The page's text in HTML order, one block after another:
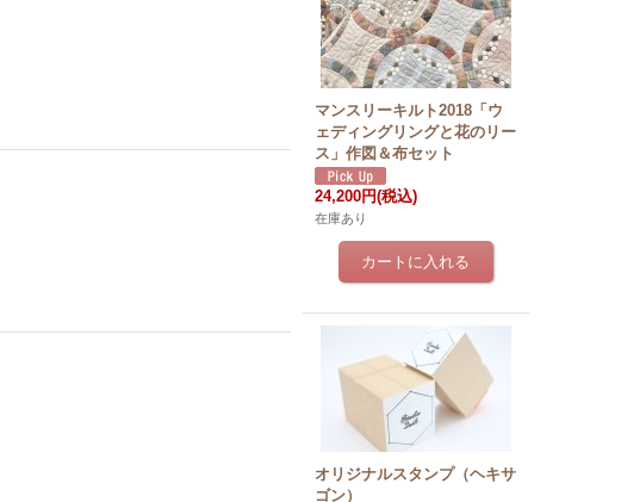
マンスリーキルト2018「ウ
ェディングリングと花のリー
ス」作図＆布セット
24,200円(税込)
在庫あり
オリジナルスタンプ（ヘキサ
ゴン）